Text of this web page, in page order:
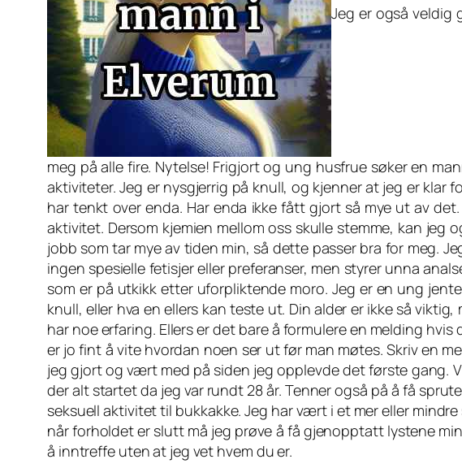
Jeg er også veldig
meg på alle fire. Nytelse! Frigjort og ung husfrue søker en
aktiviteter. Jeg er nysgjerrig på knull, og kjenner at jeg er
har tenkt over enda. Har enda ikke fått gjort så mye ut av
aktivitet. Dersom kjemien mellom oss skulle stemme, kan
jobb som tar mye av tiden min, så dette passer bra for meg.
ingen spesielle fetisjer eller preferanser, men styrer unna
som er på utkikk etter uforpliktende moro. Jeg er en ung
knull, eller hva en ellers kan teste ut. Din alder er ikke så
har noe erfaring. Ellers er det bare å formulere en melding
er jo fint å vite hvordan noen ser ut før man møtes. Skriv en
jeg gjort og vært med på siden jeg opplevde det første gang.
der alt startet da jeg var rundt 28 år. Tenner også på å få
seksuell aktivitet til bukkakke. Jeg har vært i et mer eller
når forholdet er slutt må jeg prøve å få gjenopptatt lystene
å inntreffe uten at jeg vet hvem du er.